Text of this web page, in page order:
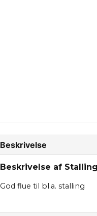
Beskrivelse
Beskrivelse af
God flue til bl.a. stalling